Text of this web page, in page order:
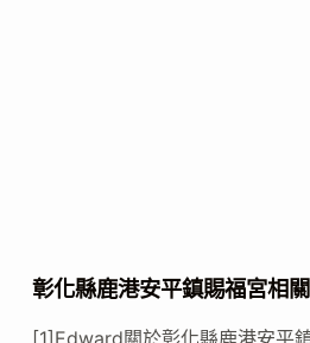
彰化縣鹿港安平鎮賜福宮相